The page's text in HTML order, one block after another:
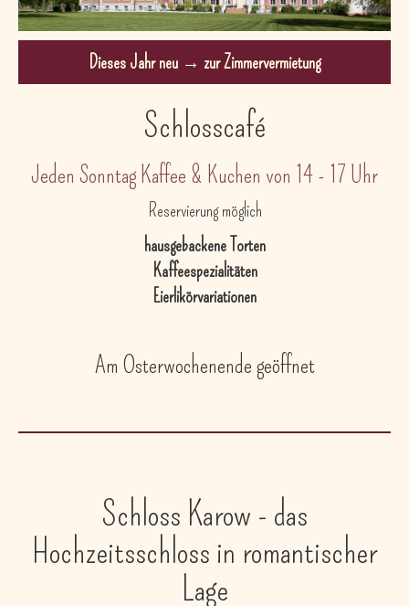
Dieses Jahr neu → zur Zimmervermietung
Schlosscafé
Jeden Sonntag Kaffee & Kuchen von 14 - 17 Uhr
Reservierung möglich
hausgebackene Torten
Kaffeespezialitäten
Eierlikörvariationen
Am Osterwochenende geöffnet
Schloss Karow - das
Hochzeitsschloss in romantischer
Lage